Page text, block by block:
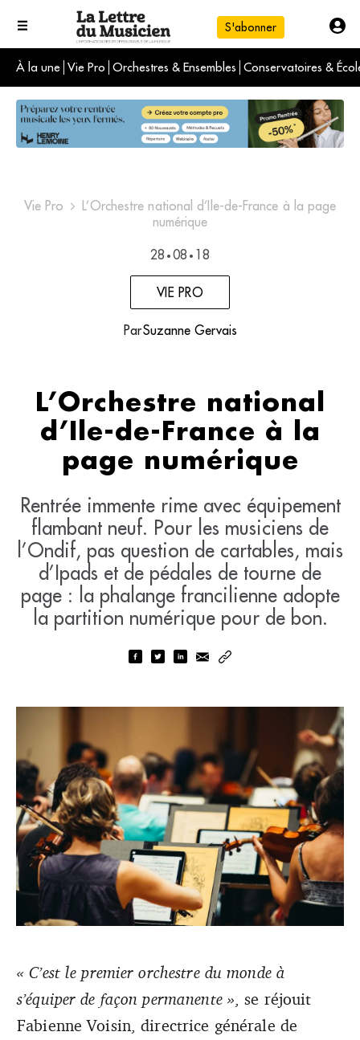
S'abonner
À la une Vie Pro Orchestres & Ensembles Conservatoires &
L'info du jour
Le numéro du mois
International
Vie Pro
L’Orchestre national d’Ile-de-France à la page
numérique
28 • 08 • 18
VIE PRO
ParSuzanne Gervais
L’Orchestre national
d’Ile-de-France à la
page numérique
Rentrée immente rime avec équipement
flambant neuf. Pour les musiciens de
l’Ondif, pas question de cartables, mais
d’Ipads et de pédales de tourne de
page : la phalange francilienne adopte
la partition numérique pour de bon.
Les musiciens de l'Ondif lors d'une première initiation aux
partitions numériques en mai 2017 (Newzik).
« C’est le premier orchestre du monde à
s’équiper de façon permanente » , se réjouit
Fabienne Voisin, directrice générale de